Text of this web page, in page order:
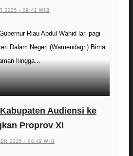
2025 - 09:42 WIB
Riau Abdul Wahid lari pagi
Dalam Negeri (Wamendagri) Bima
hingga…
Audiensi ke
Proprov XI
2025 - 08:49 WIB